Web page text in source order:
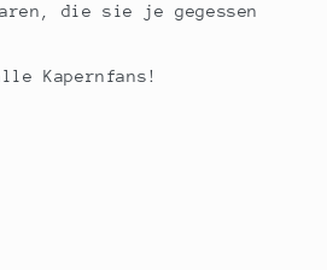
die sie je gegessen
Kapernfans!